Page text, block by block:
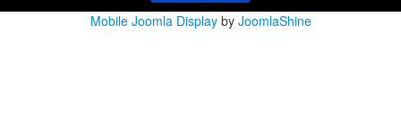
Mobile Joomla Displayby JoomlaShine